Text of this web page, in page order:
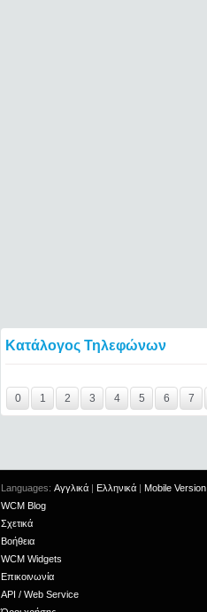
Κατάλογος Τηλεφώνων
0
1 2 3 4 5 6 7
Languages: Αγγλικά | Ελληνικά | Mobile Version
WCM Blog
Σχετικά
Βοήθεια
WCM Widgets
Επικοινωνία
API / Web Service